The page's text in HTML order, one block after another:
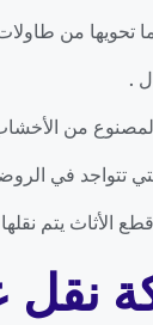
تحويها من
.
من الأخشاب
تتواجد في
الأثاث يتم
نقل